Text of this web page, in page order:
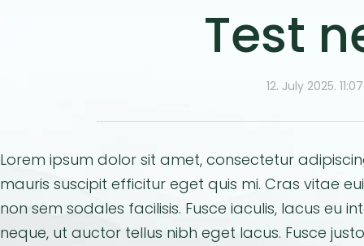
Test
12. July 2025.
Lorem ipsum dolor sit amet, consectetur
mauris suscipit efficitur eget quis mi. Cras vitae
non sem sodales facilisis. Fusce iaculis, lacus eu
neque, ut auctor tellus nibh eget lacus. Fusce